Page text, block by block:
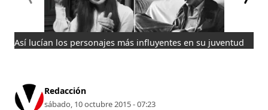
Así lucían los personajes más influyentes en su juventud
Redacción
sábado, 10 octubre 2015 - 07:23